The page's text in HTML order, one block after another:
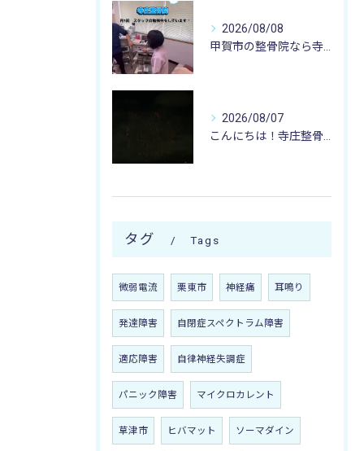
2026/08/08
2026/08/07
タグ Tags
微弱電流 栗東市 神経痛 耳鳴り
発達障害 自閉症スペクトラム障害
適応障害 自律神経失調症
パニック障害 マイクロカレント
草津市 ヒバマット ソーマダイン